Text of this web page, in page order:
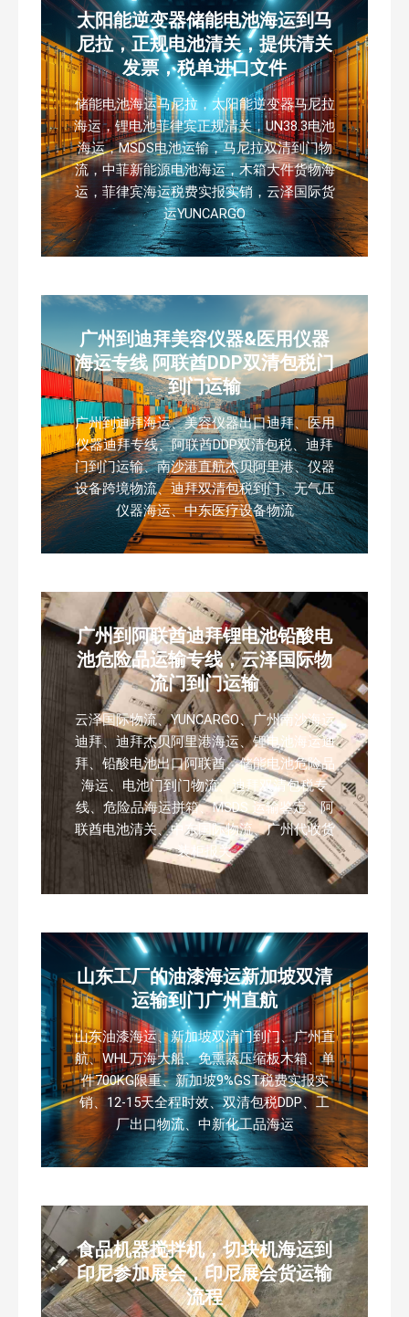
太阳能逆变器储能电池海运到马
尼拉，正规电池清关，提供清关
发票，税单进口文件
储能电池海运马尼拉，太阳能逆变器马尼拉
海运，锂电池菲律宾正规清关，UN38.3电池
海运，MSDS电池运输，马尼拉双清到门物
流，中菲新能源电池海运，木箱大件货物海
运，菲律宾海运税费实报实销，云泽国际货
运YUNCARGO
广州到迪拜美容仪器&医用仪器
海运专线 阿联酋DDP双清包税门
到门运输
广州到迪拜海运、美容仪器出口迪拜、医用
仪器迪拜专线、阿联酋DDP双清包税、迪拜
门到门运输、南沙港直航杰贝阿里港、仪器
设备跨境物流、迪拜双清包税到门、无气压
仪器海运、中东医疗设备物流
广州到阿联酋迪拜锂电池铅酸电
池危险品运输专线，云泽国际物
流门到门运输
云泽国际物流、YUNCARGO、广州南沙海运
迪拜、迪拜杰贝阿里港海运、锂电池海运迪
拜、铅酸电池出口阿联酋、储能电池危险品
海运、电池门到门物流、迪拜双清包税专
线、危险品海运拼箱、MSDS 运输鉴定、阿
联酋电池清关、中东国际物流、广州代收货
装柜报关
山东工厂的油漆海运新加坡双清
运输到门广州直航
山东油漆海运、新加坡双清门到门、广州直
航、WHL万海大船、免熏蒸压缩板木箱、单
件700KG限重、新加坡9%GST税费实报实
销、12-15天全程时效、双清包税DDP、工
厂出口物流、中新化工品海运
食品机器搅拌机，切块机海运到
印尼参加展会，印尼展会货运输
流程